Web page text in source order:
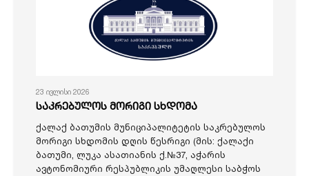
23 ივლისი 2026
საკრებულოს მორიგი სხდომა
ქალაქ ბათუმის მუნიციპალიტეტის საკრებულოს
მორიგი სხდომის დღის წესრიგი (მის: ქალაქი
ბათუმი, ლუკა ასათიანის ქ.№37, აჭარის
ავტონომიური რესპუბლიკის უმაღლესი საბჭოს